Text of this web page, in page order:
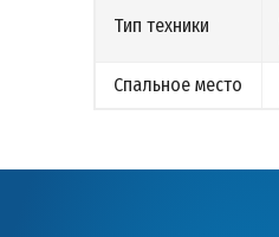
Тип техники
Спальное место